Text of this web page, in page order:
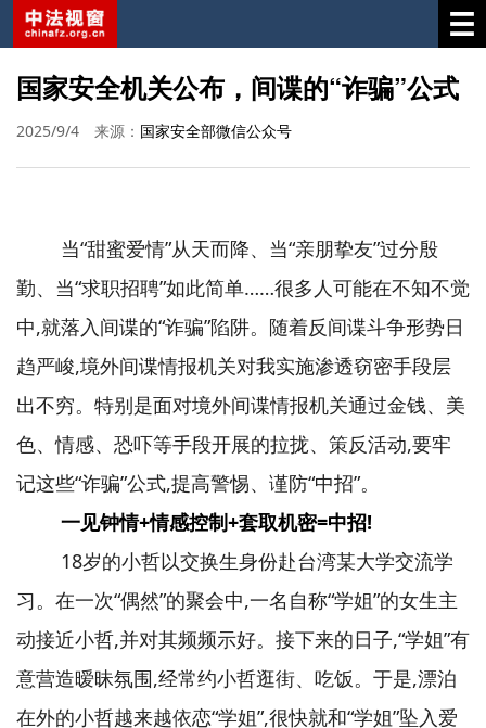
国家安全机关公布，间谍的“诈骗”公式
2025/9/4 来源： 国家安全部微信公众号
当“甜蜜爱情”从天而降、当“亲朋挚友”过分殷
勤、当“求职招聘”如此简单……很多人可能在不知不觉
中,就落入间谍的“诈骗”陷阱。随着反间谍斗争形势日
趋严峻,境外间谍情报机关对我实施渗透窃密手段层
出不穷。特别是面对境外间谍情报机关通过金钱、美
色、情感、恐吓等手段开展的拉拢、策反活动,要牢
记这些“诈骗”公式,提高警惕、谨防“中招”。
一见钟情+情感控制+套取机密=中招!
18岁的小哲以交换生身份赴台湾某大学交流学
习。在一次“偶然”的聚会中,一名自称“学姐”的女生主
动接近小哲,并对其频频示好。接下来的日子,“学姐”有
意营造暧昧氛围,经常约小哲逛街、吃饭。于是,漂泊
在外的小哲越来越依恋“学姐”,很快就和“学姐”坠入爱